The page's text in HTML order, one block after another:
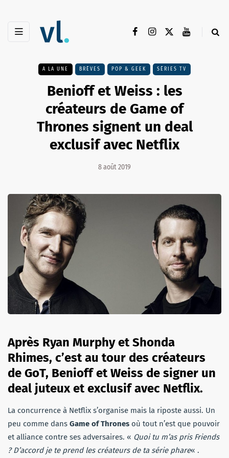
A LA UNE BRÈVES POP & GEEK SÉRIES TV
Benioff et Weiss : les
créateurs de Game of
Thrones signent un deal
exclusif avec Netflix
8 août 2019
Après Ryan Murphy et Shonda
Rhimes, c’est au tour des créateurs
de GoT, Benioff et Weiss de signer un
deal juteux et exclusif avec Netflix.
La concurrence à Netflix s’organise mais la riposte aussi. Un
peu comme dans Game of Thrones où tout n’est que pouvoir
et alliance contre ses adversaires. « Quoi tu m’as pris Friends
? D’accord je te prend les créateurs de ta série phare« .